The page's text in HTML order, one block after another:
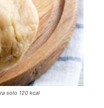
solo 120 kcal